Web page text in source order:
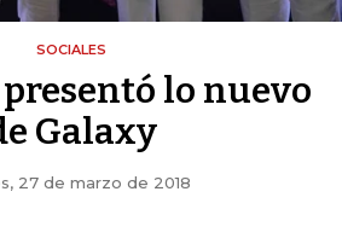
SOCIALES
lo nuevo
Galaxy
27 de marzo de 2018